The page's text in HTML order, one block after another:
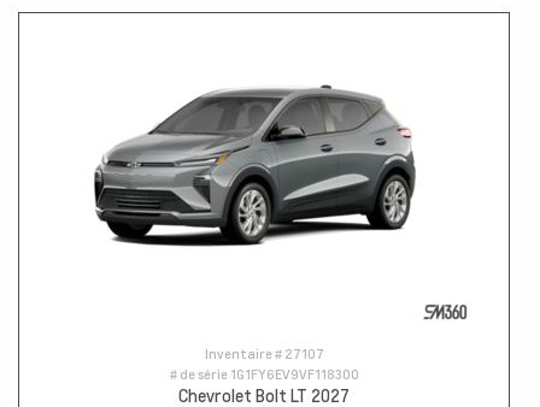
Inventaire # 27107
# de série 1G1FY6EV9VF118300
Chevrolet Bolt LT 2027